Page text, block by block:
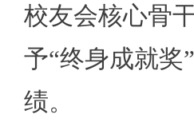
校友会核心骨
予“终身成就奖
绩。